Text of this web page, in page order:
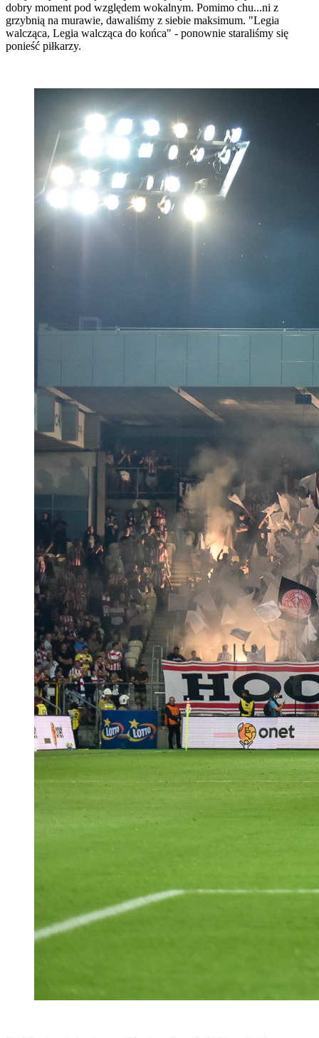
dobry moment pod względem wokalnym. Pomimo chu...ni z
grzybnią na murawie, dawaliśmy z siebie maksimum. "Legia
walcząca, Legia walcząca do końca" - ponownie staraliśmy się
ponieść piłkarzy.